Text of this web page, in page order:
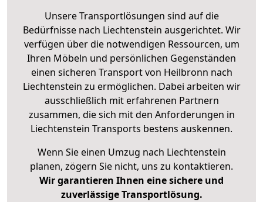
Unsere Transportlösungen sind auf die
Bedürfnisse nach Liechtenstein ausgerichtet. Wir
verfügen über die notwendigen Ressourcen, um
Ihren Möbeln und persönlichen Gegenständen
einen sicheren Transport von Heilbronn nach
Liechtenstein zu ermöglichen. Dabei arbeiten wir
ausschließlich mit erfahrenen Partnern
zusammen, die sich mit den Anforderungen in
Liechtenstein Transports bestens auskennen.
Wenn Sie einen Umzug nach Liechtenstein
planen, zögern Sie nicht, uns zu kontaktieren.
Wir garantieren Ihnen eine sichere und
zuverlässige Transportlösung.